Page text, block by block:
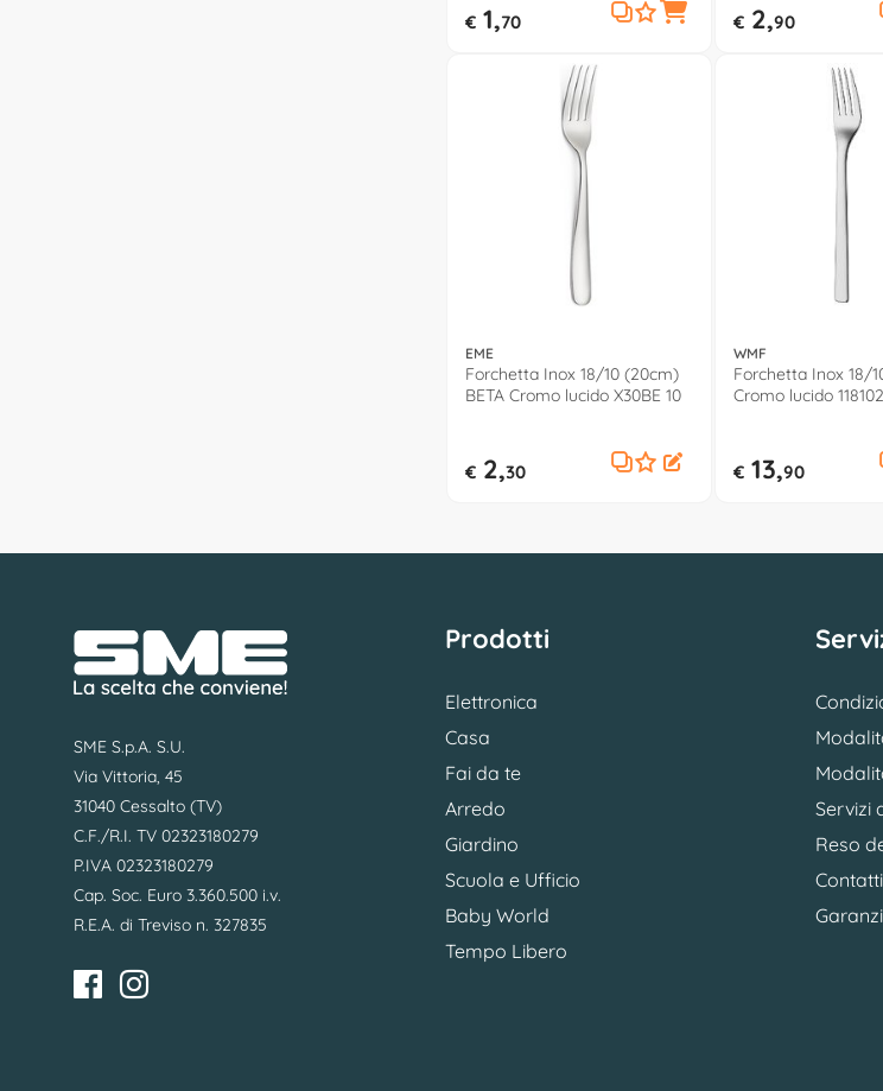
€1,70 €2,90
EME
Forchetta Inox 18/10 (20cm)
BETA Cromo lucido X30BE 10
€2,30
WMF
Forchetta Inox 18/
Cromo lucido
€13,90
SME S.p.A. S.U.
Via Vittoria, 45
31040 Cessalto (TV)
C.F./R.I. TV 02323180279
P.IVA 02323180279
Cap. Soc. Euro 3.360.500 i.v.
R.E.A. di Treviso n. 327835
Prodotti
Elettronica
Casa
Fai da te
Arredo
Giardino
Scuola e Ufficio
Baby World
Tempo Libero
Servizi
Reso
Contatti